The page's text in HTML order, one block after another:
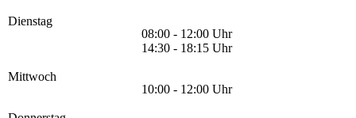
Dienstag
08:00 - 12:00 Uhr
14:30 - 18:15 Uhr
Mittwoch
10:00 - 12:00 Uhr